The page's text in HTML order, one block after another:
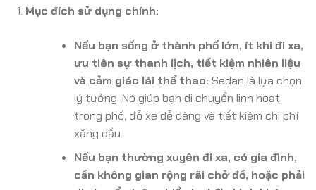
Mục đích sử dụng chính:
Nếu bạn sống ở thành phố lớn, ít khi đi xa,
ưu tiên sự thanh lịch, tiết kiệm nhiên liệu
và cảm giác lái thể thao: Sedan là lựa chọn
lý tưởng. Nó giúp bạn di chuyển linh hoạt
trong phố, đỗ xe dễ dàng và tiết kiệm chi phí
xăng dầu.
Nếu bạn thường xuyên đi xa, có gia đình,
cần không gian rộng rãi chở đồ, hoặc phải